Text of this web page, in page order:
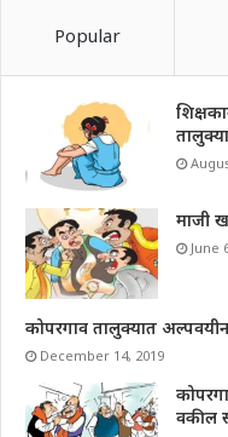
Popular
माजी
June
कोपरगाव तालुक्यात
December 14, 2019
वकील